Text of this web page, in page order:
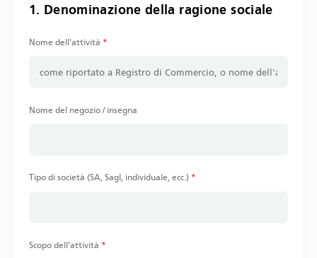
1. Denominazione della ragione sociale
Nome dell'attività *
Nome del negozio / insegna
Tipo di società (SA, Sagl, individuale, ecc.) *
Scopo dell'attività *